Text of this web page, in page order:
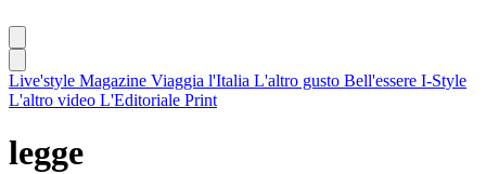
Live'style Magazine Viaggia l'Italia L'altro gusto Bell'essere I-Style
L'altro video L'Editoriale Print
legge